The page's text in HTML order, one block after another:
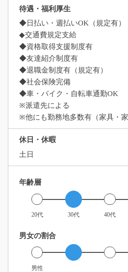
待遇・福利厚生
◆日払い・週払いOK（規定有）
◆交通費規定支給
◆資格取得支援制度有
◆友達紹介制度有
◆退職金制度有（規定有）
◆社会保険完備
◆車・バイク・自転車通勤OK
※派遣先による
※他にも勤務地多数有（家具・家
休日・休暇
土日
年齢層
20代 30代 40代
男女の割合
男性